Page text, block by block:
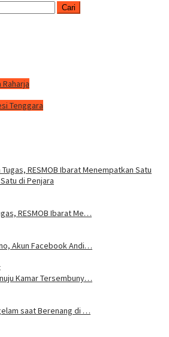
Tenggara
RESMOB Ibarat Me…
Akun Facebook Andi…
Kamar Tersembuny…
saat Berenang di …